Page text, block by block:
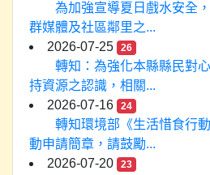
為加強宣導夏日戲水安全
群媒體及社區鄰里之...
2026-07-25
26
轉知：為強化本縣縣民對
持資源之認識，相關...
2026-07-16
24
轉知環境部《生活惜食行
動申請簡章，請鼓勵...
2026-07-20
23